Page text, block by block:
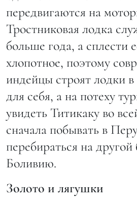
передвигаются на
Тростниковая лодка
больше года, а сплести
хлопотное, поэтому
индейцы строят лодки
для себя, а на потеху
увидеть Титикаку во
сначала побывать в
перебираться на
Боливию.
Золото и лягушки